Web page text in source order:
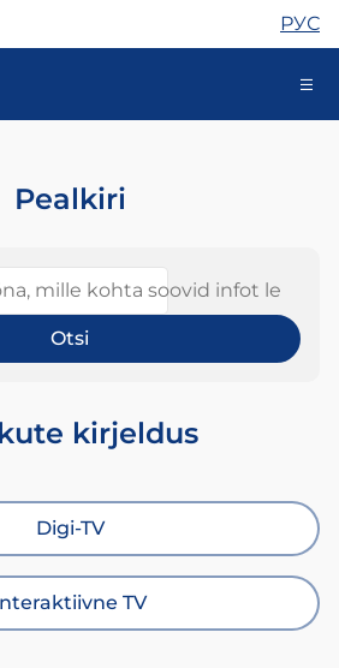
РУС
Iseteenindus
Pealkiri
mille kohta soovid infot leida
kirjeldus
Digi-TV
TV